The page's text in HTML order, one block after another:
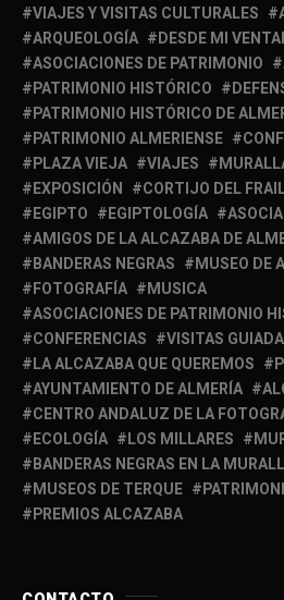
VIAJES Y VISITAS CULTURALES
ARQUEOLOGÍA
DESDE MI
ASOCIACIONES DE PATRIMONIO
PATRIMONIO HISTÓRICO
PATRIMONIO HISTÓRICO DE
PATRIMONIO ALMERIENSE
PLAZA VIEJA
VIAJES
EXPOSICIÓN
CORTIJO DEL
EGIPTO
EGIPTOLOGÍA
AMIGOS DE LA ALCAZABA DE
BANDERAS NEGRAS
MUSEO DE
FOTOGRAFÍA
MUSICA
ASOCIACIONES DE PATRIMONIO
CONFERENCIAS
VISITAS
LA ALCAZABA QUE QUEREMOS
AYUNTAMIENTO DE ALMERÍA
CENTRO ANDALUZ DE LA
ECOLOGÍA
LOS MILLARES
BANDERAS NEGRAS EN LA
MUSEOS DE TERQUE
PREMIOS ALCAZABA